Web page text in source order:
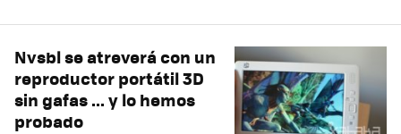
Nvsbl se atreverá con un
reproductor portátil 3D
sin gafas ... y lo hemos
probado